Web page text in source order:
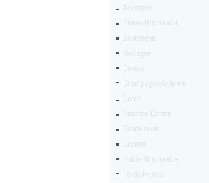
Auvergne
Basse-Normandie
Bourgogne
Bretagne
Centre
Champagne-Ardenne
Corse
Franche-Comté
Guadeloupe
Guyane
Haute-Normandie
Île-de-France